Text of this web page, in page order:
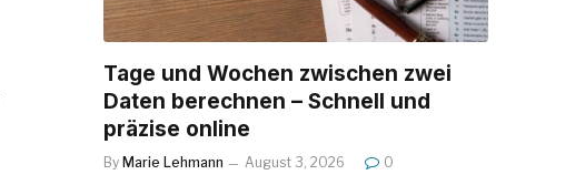
Tage und Wochen zwischen zwei
Daten berechnen – Schnell und
präzise online
By Marie Lehmann August 3, 2026 0